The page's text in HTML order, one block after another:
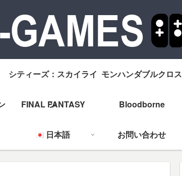
シティーズ：スカイライ
ン
モンハンダブルクロス
FINAL FANTASY Bloodborne
日本語 お問い合わせ